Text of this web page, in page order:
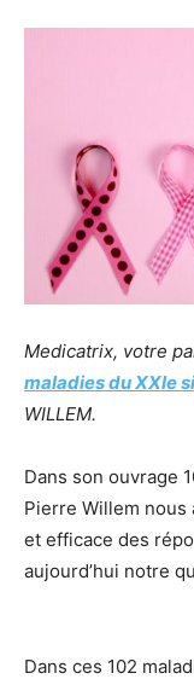
Medicatrix, votre
maladies du XXIe
WILLEM.
Dans son ouvrage
Pierre Willem
et efficace des
aujourd’hui notre
Dans ces 102